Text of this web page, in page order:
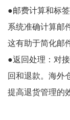
●邮费计算和标
系统准确计算邮
这有助于简化邮
●返回处理：对
回和退款。海外
提高退货管理的